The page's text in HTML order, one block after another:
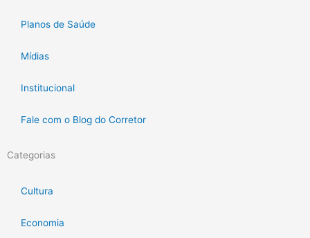
Planos de Saúde
Mídias
Institucional
Fale com o Blog do Corretor
Categorias
Cultura
Economia